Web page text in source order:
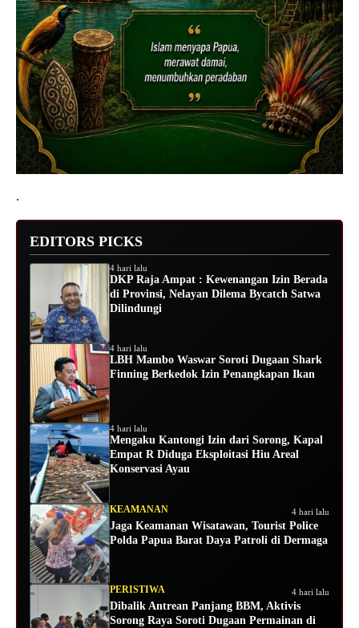
.
EDITORS PICKS
4 hari lalu
DKP Raja Ampat : Kewenangan Izin Berada
di Provinsi, Nelayan Dilema Bycatch Satwa
Dilindungi
4 hari lalu
LBH Mambo Waswar Soroti Dugaan Shark
Finning Berkedok Izin Penangkapan Ikan
4 hari lalu
Mengaku Kantongi Izin dari Sorong, Kapal
Empat R Diduga Eksploitasi Hiu Areal
Konservasi Ayau
KEAMANAN 4 hari lalu
Jaga Keamanan Wisatawan, Tourist Police
Polda Papua Barat Daya Patroli di Dermaga
PERISTIWA 4 hari lalu
Dibalik Antrean Panjang BBM, Aktivis
Sorong Raya Soroti Dugaan Permainan di